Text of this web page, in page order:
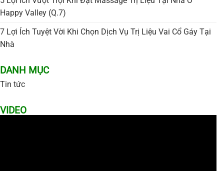
Happy Valley (Q.7)
7 Lợi Ích Tuyệt Vời Khi Chọn Dịch Vụ Trị Liệu Vai Cổ Gáy Tại
Nhà
DANH MỤC
Tin tức
VIDEO